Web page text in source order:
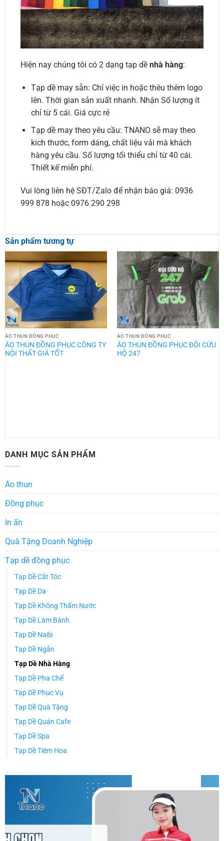
Hiện nay chúng tôi có 2 dạng tạp dề nhà hàng:
Tạp dề may sẵn: Chỉ việc in hoặc thêu thêm logo
lên. Thời gian sản xuất nhanh. Nhận Số lượng ít
chỉ từ 5 cái. Giá cực rẻ
Tạp dề may theo yêu cầu: TNANO sẽ may theo
kich thước, form dáng, chất liệu vải mà khách
hàng yêu cầu. Số lượng tối thiểu chỉ từ 40 cái.
Thiết kế miễn phí.
Vui lòng liên hệ SĐT/Zalo để nhận báo giá: 0936
999 878 hoặc 0976 290 298
Sản phẩm tương tự
ÁO THUN ĐỒNG PHỤC
ÁO THUN ĐỒNG PHỤC CÔNG TY
NỘI THẤT GIÁ TỐT
ÁO THUN ĐỒNG PHỤC
ÁO THUN ĐỒNG PHỤC ĐỘI CỨU
HỘ 247
DANH MỤC SẢN PHẨM
Áo thun
Đồng phục
In ấn
Quà Tặng Doanh Nghiệp
Tạp dề đồng phục
Tạp Dề Cắt Tóc
Tạp Dề Da
Tạp Dề Không Thấm Nước
Tạp Dề Làm Bánh
Tạp Dề Nails
Tạp Dề Ngắn
Tạp Dề Nhà Hàng
Tạp Dề Pha Chế
Tạp Dề Phục Vụ
Tạp Dề Quà Tặng
Tạp Dề Quán Cafe
Tạp Dề Spa
Tạp Dề Tiệm Hoa